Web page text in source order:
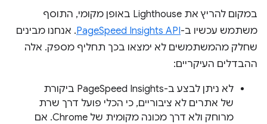
במקום להריץ את Lighthouse באופן מקומי, התוסף
משתמש עכשיו ב-PageSpeed Insights API. אנחנו מבינים
שחלק מהמשתמשים לא ימצאו בכך תחליף מספק. אלה
ההבדלים העיקריים:
לא ניתן לבצע ב-PageSpeed Insights ביקורת
של אתרים לא ציבוריים, כי הכלי פועל דרך שרת
מרוחק ולא דרך מכונה מקומית של Chrome. אם